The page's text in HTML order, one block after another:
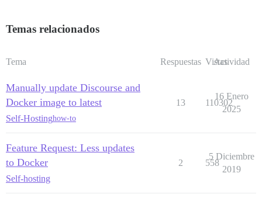
Temas relacionados
Tema Respuestas Vistas
Actividad
Manually update Discourse and
Docker image to latest
Self-Hostinghow-to
13 110302
16 Enero
2025
Feature Request: Less updates
to Docker
Self-hosting
2 558
5 Diciembre
2019